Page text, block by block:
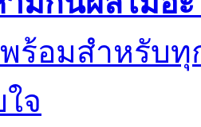
พร้อมสำหรับ
จ